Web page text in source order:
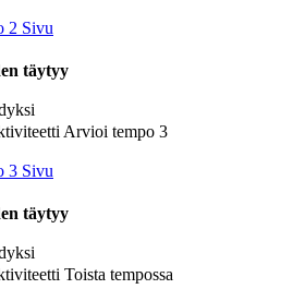
2 Sivu
täytyy
Arvioi tempo 3
3 Sivu
täytyy
Toista tempossa